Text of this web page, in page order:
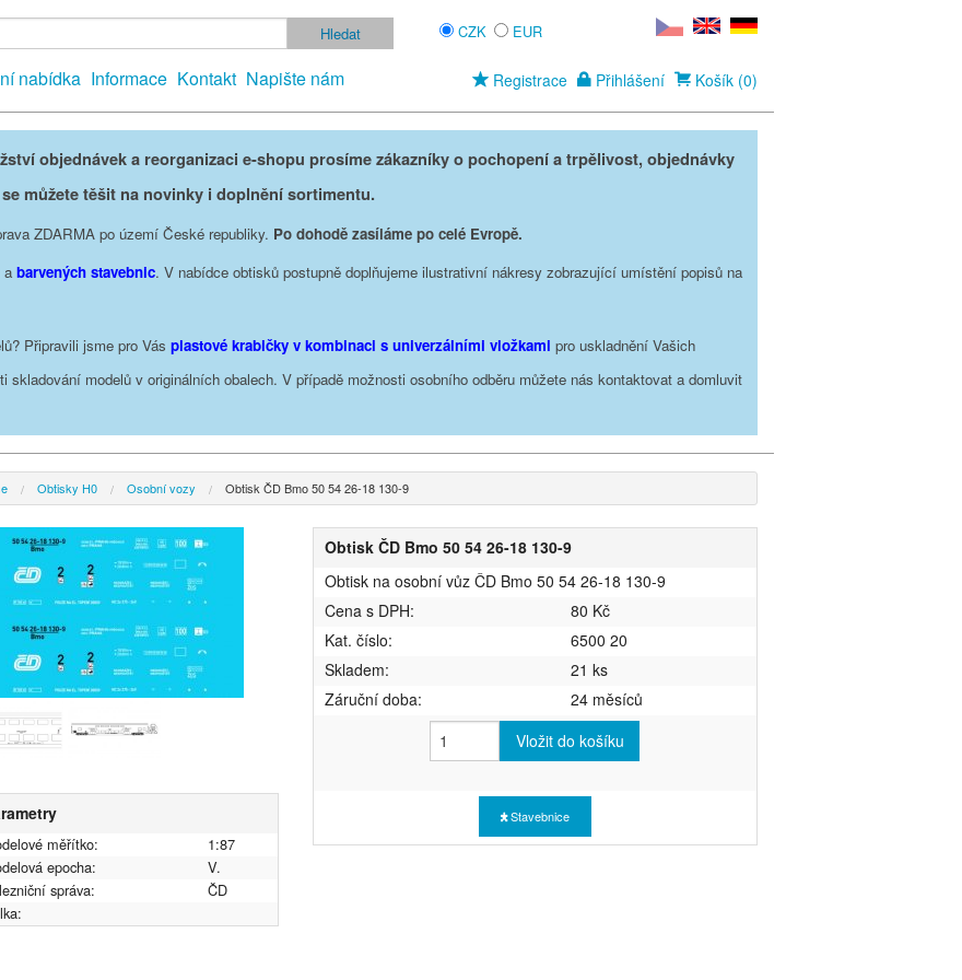
nabídka Informace Kontakt Napište nám
CZK EUR
Registrace Přihlášení Košík (0)
objednávek a reorganizaci e-shopu prosíme zákazníky o pochopení a trpělivost, objednávky
můžete těšit na novinky i doplnění sortimentu.
ZDARMA po území České republiky. Po dohodě zasíláme po celé Evropě.
a barvených stavebnic. V nabídce obtisků postupně doplňujeme ilustrativní nákresy zobrazující umístění popisů na
Připravili jsme pro Vás plastové krabičky v kombinaci s univerzálními vložkami pro uskladnění Vašich
skladování modelů v originálních obalech. V případě možnosti osobního odběru můžete nás kontaktovat a domluvit
Obtisky H0 Osobní vozy Obtisk ČD Bmo 50 54 26-18 130-9
měřítko:
1:87
epocha:
V.
správa:
ČD
Obtisk ČD Bmo 50 54 26-18 130-9
Obtisk na osobní vůz ČD Bmo 50 54 26-18 130-9
Cena s DPH:
80 Kč
Kat. číslo:
6500 20
Skladem:
21 ks
Záruční doba:
24 měsíců
Vložit do košíku
Stavebnice